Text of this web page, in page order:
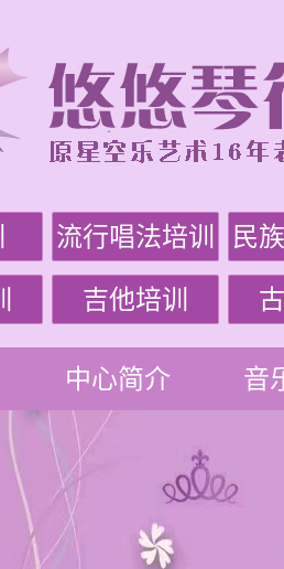
流行唱法培训 民
吉他培训
中心简介 音